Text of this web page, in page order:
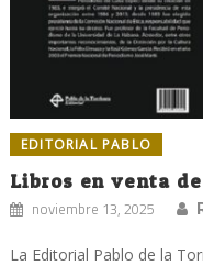
EDITORIAL PABLO
Libros en venta
noviembre 13, 2025
La Editorial Pablo de la